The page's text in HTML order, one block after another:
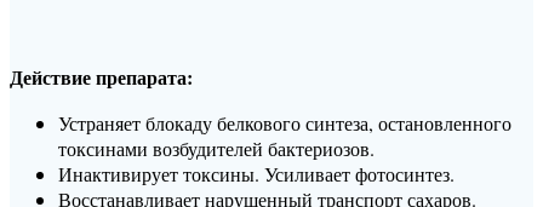
Действие препарата:
Устраняет блокаду белкового синтеза, остановленного
токсинами возбудителей бактериозов.
Инактивирует токсины. Усиливает фотосинтез.
Восстанавливает нарушенный транспорт сахаров.